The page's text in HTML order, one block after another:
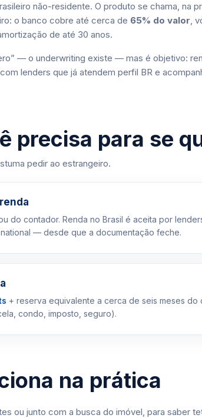
não-residente. O produto se chama, na
o banco cobre até cerca de 65% do valor,
de até 30 anos.
— o underwriting existe — mas é objetivo:
lenders que já atendem perfil BR e
precisa para se
pedir ao estrangeiro.
do contador. Renda no Brasil é aceita por
— desde que a documentação feche.
+ reserva equivalente a cerca de seis meses do
condo, imposto, seguro).
na prática
ou junto com a busca do imóvel, para saber